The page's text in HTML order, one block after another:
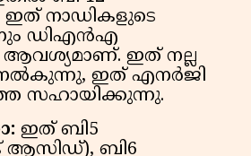
ഇത് നാഡികളുടെ
ഡിഎൻഎ
ആവശ്യമാണ്. ഇത് നല്ല
ഇത് എനർജി
സഹായിക്കുന്നു.
ഇത് ബി5
ആസിഡ്), ബി6